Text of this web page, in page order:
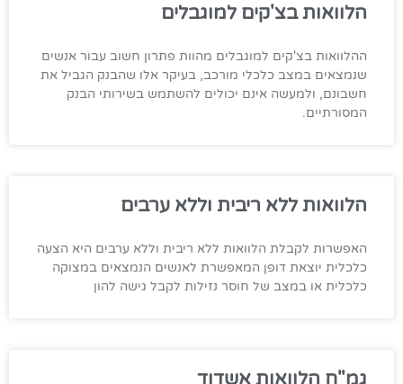
הלוואות בצ'קים למוגבלים
ההלוואות בצ'קים למוגבלים מהוות פתרון חשוב עבור אנשים
שנמצאים במצב כלכלי מורכב, בעיקר אלו שהבנק הגביל את
חשבונם, ולמעשה אינם יכולים להשתמש בשירותי הבנק
המסורתיים.
הלוואות ללא ריבית וללא ערבים
האפשרות לקבלת הלוואות ללא ריבית וללא ערבים היא הצעה
כלכלית יוצאת דופן המאפשרת לאנשים הנמצאים במצוקה
כלכלית או במצב של חוסר נזילות לקבל גישה להון
גמ"ח הלוואות אשדוד